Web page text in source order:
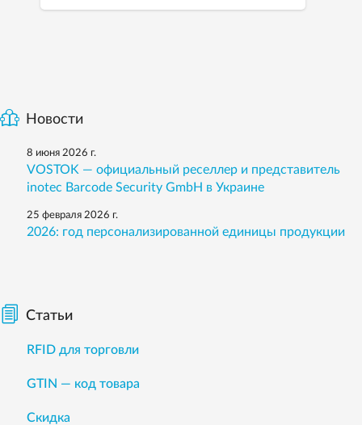
Новости
8 июня 2026 г.
VOSTOK — официальный реселлер и представитель
inotec Barcode Security GmbH в Украине
25 февраля 2026 г.
2026: год персонализированной единицы продукции
Статьи
RFID для торговли
GTIN — код товара
Скидка